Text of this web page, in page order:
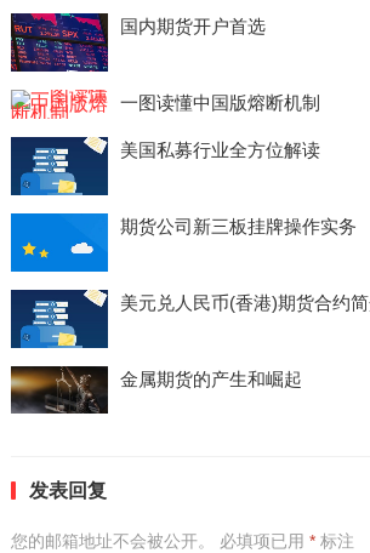
国内期货开户首选
一图读懂中国版熔断机制
美国私募行业全方位解读
期货公司新三板挂牌操作实务
美元兑人民币(香港)期货合约
金属期货的产生和崛起
发表回复
您的邮箱地址不会被公开。 必填项已用 *标注